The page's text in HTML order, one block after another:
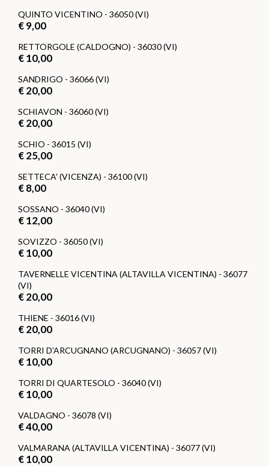
QUINTO VICENTINO - 36050 (VI)
€ 9,00
RETTORGOLE (CALDOGNO) - 36030 (VI)
€ 10,00
SANDRIGO - 36066 (VI)
€ 20,00
SCHIAVON - 36060 (VI)
€ 20,00
SCHIO - 36015 (VI)
€ 25,00
SETTECA' (VICENZA) - 36100 (VI)
€ 8,00
SOSSANO - 36040 (VI)
€ 12,00
SOVIZZO - 36050 (VI)
€ 10,00
TAVERNELLE VICENTINA (ALTAVILLA VICENTINA) - 36077
(VI)
€ 20,00
THIENE - 36016 (VI)
€ 20,00
TORRI D'ARCUGNANO (ARCUGNANO) - 36057 (VI)
€ 10,00
TORRI DI QUARTESOLO - 36040 (VI)
€ 10,00
VALDAGNO - 36078 (VI)
€ 40,00
VALMARANA (ALTAVILLA VICENTINA) - 36077 (VI)
€ 10,00